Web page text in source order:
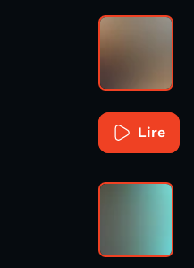
Lire